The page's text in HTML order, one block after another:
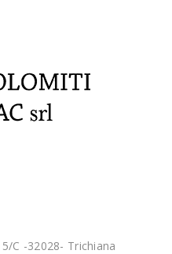
C -32028- Trichiana